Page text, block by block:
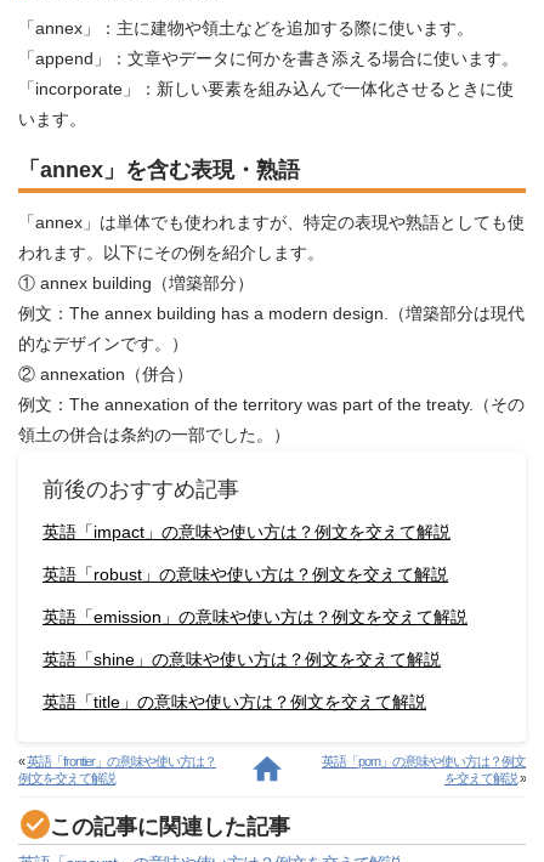
「annex」：主に建物や領土などを追加する際に使います。
「append」：文章やデータに何かを書き添える場合に使います。
「incorporate」：新しい要素を組み込んで一体化させるときに使
います。
「annex」を含む表現・熟語
「annex」は単体でも使われますが、特定の表現や熟語としても使
われます。以下にその例を紹介します。
① annex building（増築部分）
例文：The annex building has a modern design.（増築部分は現代
的なデザインです。）
② annexation（併合）
例文：The annexation of the territory was part of the treaty.（その
領土の併合は条約の一部でした。）
前後のおすすめ記事
英語「impact」の意味や使い方は？例文を交えて解説
英語「robust」の意味や使い方は？例文を交えて解説
英語「emission」の意味や使い方は？例文を交えて解説
英語「shine」の意味や使い方は？例文を交えて解説
英語「title」の意味や使い方は？例文を交えて解説
«英語「frontier」の意味や使い方は？
例文を交えて解説
英語「porn」の意味や使い方は？例文
を交えて解説»
この記事に関連した記事